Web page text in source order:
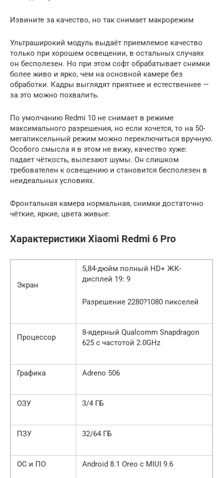
Извините за качество, но так снимает макрорежим
Ультраширокий модуль выдаёт приемлемое качество
только при хорошем освещении, в остальных случаях
он бесполезен. Но при этом софт обрабатывает снимки
более живо и ярко, чем на основной камере без
обработки. Кадры выглядят приятнее и естественнее —
за это можно похвалить.
По умолчанию Redmi 10 не снимает в режиме
максимального разрешения, но если хочется, то на 50-
мегапиксельный режим можно переключиться вручную.
Особого смысла я в этом не вижу, качество хуже:
падает чёткость, вылезают шумы. Он слишком
требователен к освещению и становится бесполезен в
неидеальных условиях.
Фронтальная камера нормальная, снимки достаточно
чёткие, яркие, цвета живые:
Характеристики Xiaomi Redmi 6 Pro
Экран
5,84-дюйм полный HD+ ЖК-
дисплей 19: 9
Разрешение 2280?1080 пикселей
Процессор
8-ядерный Qualcomm Snapdragon
625 с частотой 2.0GHz
Графика Adreno 506
ОЗУ 3/4 ГБ
ПЗУ 32/64 ГБ
ОС и ПО Android 8.1 Oreo с MIUI 9.6